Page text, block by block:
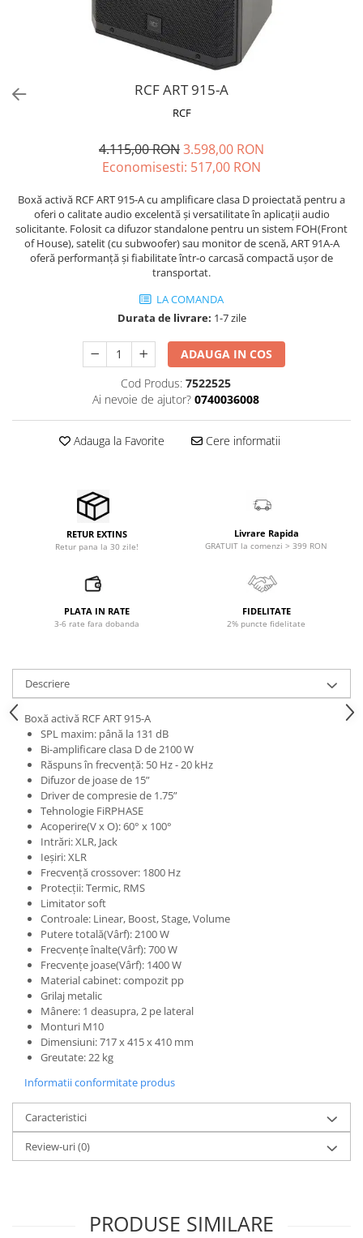
Microfoane de studio
Microfoane lavaliera si headset
Microfoane pt Camere Video
conferinta
Microfoane Ribbon
Microfoane stereo
Microfoane Suspendabile
Microfoane wireless si sisteme
Studio si inregistrari
Accesorii de microfoane
Accesorii de rack
Accesorii echipamente de studio
Controllere MIDI - USB DAW
Interfete audio
Interfete MIDI si Cabluri Midi-USB
Microfoane de studio
Protectii antifonice pentru urechi
Recordere de studio
Recordere portabile
Sintetizatoare
Standuri si stative de monitoare
Subwoofere de studio
Tratament acustic
Lumini si efecte
Accesorii pentru lumini
Bare Led
Cabluri de Alimentare
Case-uri de lumini
Comenzi si controllere
Ecrane LED
Efecte de lumini
Lasere
Masini de fum si ceata
Mixere DMX
Moving Head-uri
Par Led si Pinspot
Scene şi Ring-uri de Dans
Stative si schela lumini
Instrumente Muzicale
Chitare si bass
Instrumente de percutie
RCF ART 915-A
RCF
4.115,00 RON3.598,00 RON
Economisesti: 517,00 RON
Boxă activă RCF ART 915-A cu amplificare clasa D proiectată pentru a
oferi o calitate audio excelentă și versatilitate în aplicații audio
solicitante. Folosit ca difuzor standalone pentru un sistem FOH(Front
of House), satelit (cu subwoofer) sau monitor de scenă, ART 91A-A
oferă performanță și fiabilitate într-o carcasă compactă ușor de
transportat.
LA COMANDA
Durata de livrare: 1-7 zile
ADAUGA IN COS
Cod Produs: 7522525
Ai nevoie de ajutor? 0740036008
Adauga la Favorite Cere informatii
RETUR EXTINS
Retur pana la 30 zile!
Livrare Rapida
GRATUIT la comenzi > 399 RON
PLATA IN RATE
3-6 rate fara dobanda
FIDELITATE
2% puncte fidelitate
Descriere
Boxă activă RCF ART 915-A
SPL maxim: până la 131 dB
Bi-amplificare clasa D de 2100 W
Răspuns în frecvență: 50 Hz - 20 kHz
Difuzor de joase de 15”
Driver de compresie de 1.75”
Tehnologie FiRPHASE
Acoperire(V x O): 60° x 100°
Intrări: XLR, Jack
Ieșiri: XLR
Frecvență crossover: 1800 Hz
Protecții: Termic, RMS
Limitator soft
Controale: Linear, Boost, Stage, Volume
Putere totală(Vârf): 2100 W
Frecvențe înalte(Vârf): 700 W
Frecvențe joase(Vârf): 1400 W
Material cabinet: compozit pp
Grilaj metalic
Mânere: 1 deasupra, 2 pe lateral
Monturi M10
Dimensiuni: 717 x 415 x 410 mm
Greutate: 22 kg
Informatii conformitate produs
Caracteristici
Review-uri(0)
PRODUSE SIMILARE